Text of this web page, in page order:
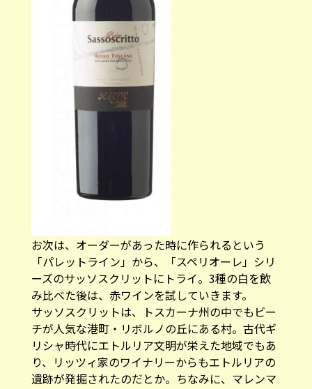
お次は、オーダーがあった時に作られるという
「パレットライン」から、「スペリオーレ」シリ
ーズのサッソスクリットにトライ。3種の白を飲
み比べた後は、赤ワインを試していきます。
サッソスクリットは、トスカーナ州の中でもビー
チが人気な港町・リボルノの丘にある村。古代ギ
リシャ時代にエトルリア文明が栄えた地域でもあ
り、リッツィ家のワイナリーからもエトルリアの
遺跡が発掘されたのだとか。ちなみに、マレンマ